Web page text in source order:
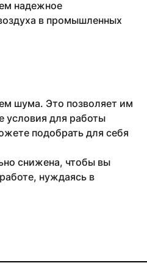
надежное
в промышленных
шума. Это позволяет им
условия для работы
подобрать для себя
снижена, чтобы вы
нуждаясь в